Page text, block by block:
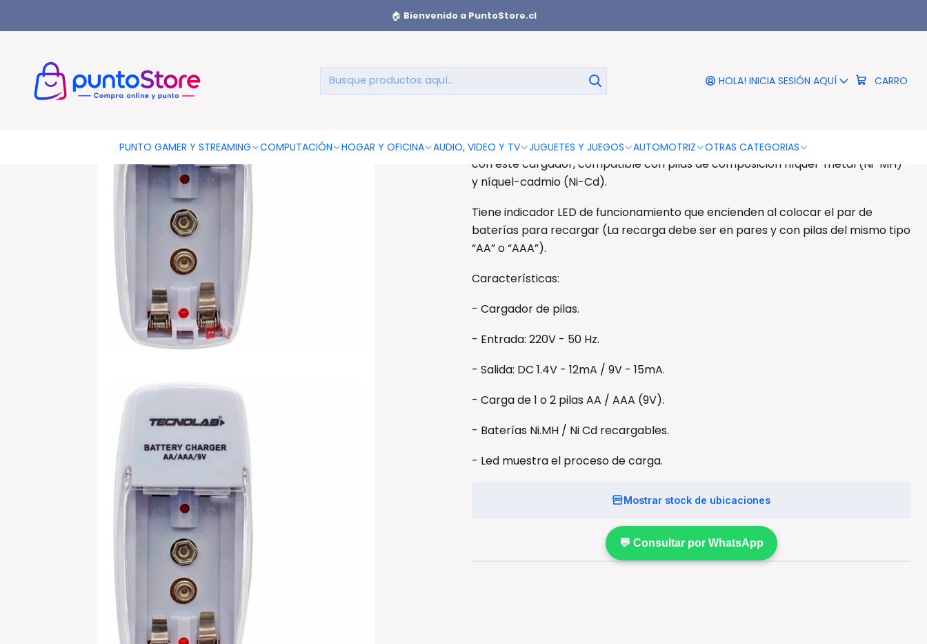
HOLA! INICIA SESIÓN AQUÍ CARRO
PUNTO GAMER Y STREAMING COMPUTACIÓN HOGAR Y OFICINA AUDIO, VIDEO Y TV JUGUETES Y JUEGOS AUTOMOTRIZ OTRAS CATEGORIAS
🏠 Bienvenido a PuntoStore.cl
Cargador De Pilas Aa/aaa/9v Dual - Ps
Cargador De Pilas Aa/aaa/9v Dual - Ps
DESCRIPCIÓN
Recarga baterías “AA”, “AAA”, "Baterías 9V" baterías Ni.MH / Ni-Cd recargables,
con este cargador, compatible con pilas de composición níquel-metal (Ni-MH)
y níquel-cadmio (Ni-Cd).
Tiene indicador LED de funcionamiento que encienden al colocar el par de
baterías para recargar (La recarga debe ser en pares y con pilas del mismo tipo
“AA” o “AAA”).
Características:
- Cargador de pilas.
- Entrada: 220V - 50 Hz.
- Salida: DC 1.4V - 12mA / 9V - 15mA.
- Carga de 1 o 2 pilas AA / AAA (9V).
- Baterías Ni.MH / Ni Cd recargables.
- Led muestra el proceso de carga.
Mostrar stock de ubicaciones
💬 Consultar por WhatsApp